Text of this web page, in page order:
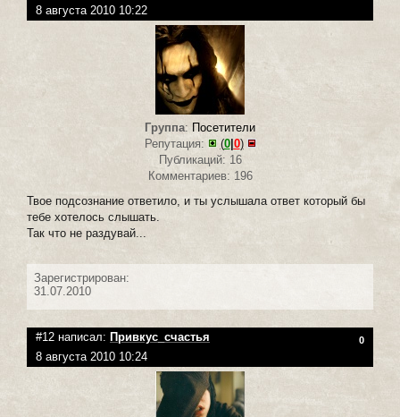
8 августа 2010 10:22
Группа: Посетители
Репутация:
(0| 0)
Публикаций: 16
Комментариев: 196
Твое подсознание ответило, и ты услышала ответ который бы
тебе хотелось слышать.
Так что не раздувай...
Зарегистрирован:
31.07.2010
#12 написал: Привкус_счастья 0
8 августа 2010 10:24